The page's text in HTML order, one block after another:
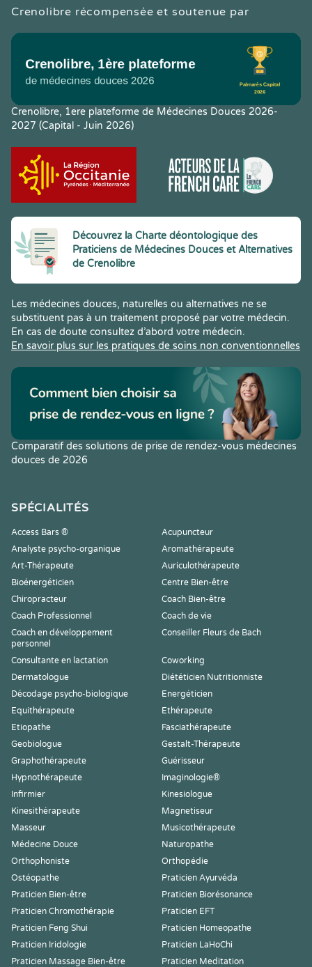
Crenolibre récompensée et soutenue par
Crenolibre, 1ere plateforme de Médecines Douces 2026-
2027 (Capital - Juin 2026)
Découvrez la Charte déontologique des
Praticiens de Médecines Douces et Alternatives
de Crenolibre
Les médecines douces, naturelles ou alternatives ne se
substituent pas à un traitement proposé par votre médecin.
En cas de doute consultez d’abord votre médecin.
En savoir plus sur les pratiques de soins non conventionnelles
Comparatif des solutions de prise de rendez-vous médecines
douces de 2026
SPÉCIALITÉS
Access Bars ®
Acupuncteur
Analyste psycho-organique
Aromathérapeute
Art-Thérapeute
Auriculothérapeute
Bioénergéticien
Centre Bien-être
Chiropracteur
Coach Bien-être
Coach Professionnel
Coach de vie
Coach en développement
personnel
Conseiller Fleurs de Bach
Consultante en lactation
Coworking
Dermatologue
Diététicien Nutritionniste
Décodage psycho-biologique
Energéticien
Equithérapeute
Ethérapeute
Etiopathe
Fasciathérapeute
Geobiologue
Gestalt-Thérapeute
Graphothérapeute
Guérisseur
Hypnothérapeute
Imaginologie®
Infirmier
Kinesiologue
Kinesithérapeute
Magnetiseur
Masseur
Musicothérapeute
Médecine Douce
Naturopathe
Orthophoniste
Orthopédie
Ostéopathe
Praticien Ayurvéda
Praticien Bien-être
Praticien Biorésonance
Praticien Chromothérapie
Praticien EFT
Praticien Feng Shui
Praticien Homeopathe
Praticien Iridologie
Praticien LaHoChi
Praticien Massage Bien-être
Praticien Meditation